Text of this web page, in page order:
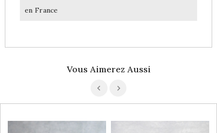
en France
Vous Aimerez Aussi